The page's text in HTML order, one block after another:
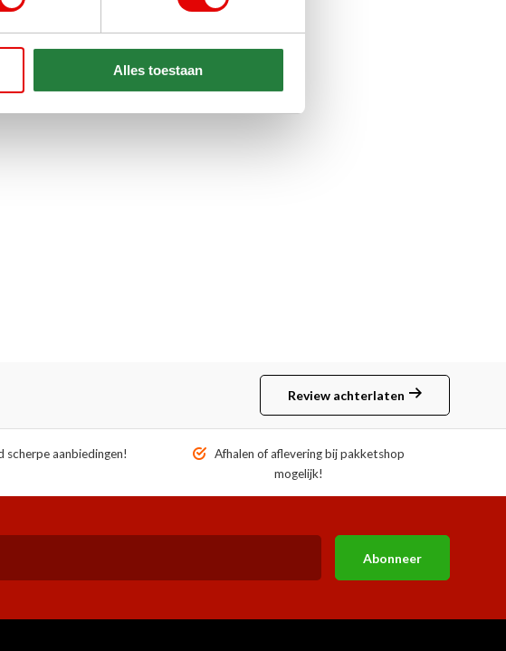
Alles toestaan
Review achterlaten
scherpe aanbiedingen!
Afhalen of aflevering bij pakketshop
mogelijk!
Abonneer